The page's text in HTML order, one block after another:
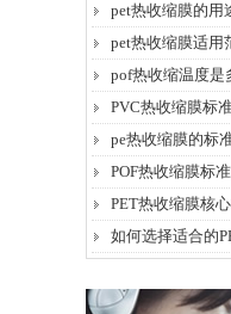
pet热收缩膜的用
pet热收缩膜适用
pof热收缩温度是
PVC热收缩膜标
pe热收缩膜的标
POF热收缩膜标准
PET热收缩膜核
如何选择适合的